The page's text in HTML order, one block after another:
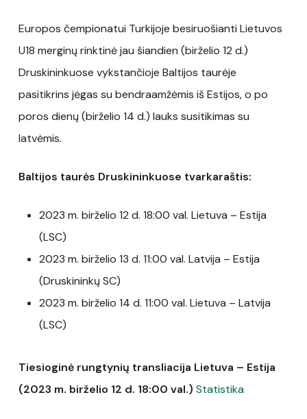
Europos čempionatui Turkijoje besiruošianti Lietuvos
U18 merginų rinktinė jau šiandien (birželio 12 d.)
Druskininkuose vykstančioje Baltijos taurėje
pasitikrins jėgas su bendraamžėmis iš Estijos, o po
poros dienų (birželio 14 d.) lauks susitikimas su
latvėmis.
Baltijos taurės Druskininkuose tvarkaraštis:
2023 m. birželio 12 d. 18:00 val. Lietuva – Estija
(LSC)
2023 m. birželio 13 d. 11:00 val. Latvija – Estija
(Druskininkų SC)
2023 m. birželio 14 d. 11:00 val. Lietuva – Latvija
(LSC)
Tiesioginė rungtynių transliacija Lietuva – Estija
(2023 m. birželio 12 d. 18:00 val.) Statistika